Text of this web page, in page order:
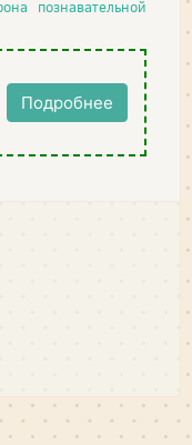
познавательной
Подробнее